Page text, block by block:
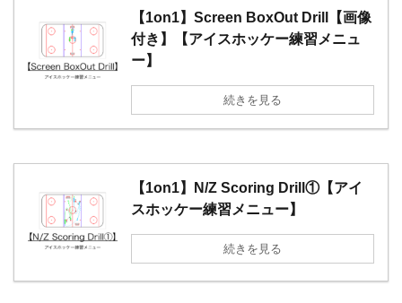
【1on1】Screen BoxOut Drill【画像
付き】【アイスホッケー練習メニュ
ー】
続きを見る
【1on1】N/Z Scoring Drill①【アイ
スホッケー練習メニュー】
続きを見る